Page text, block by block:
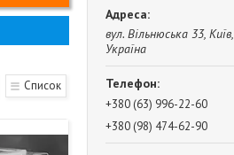
Список
вул. Вільнюська 33, Київ,
Україна
+380 (63) 996-22-60
+380 (98) 474-62-90